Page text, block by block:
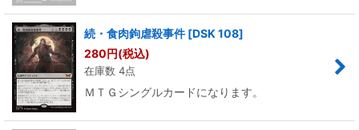
続・食肉鉤虐殺事件 [DSK 108]
280円(税込)
在庫数 4点
ＭＴＧシングルカードになります。